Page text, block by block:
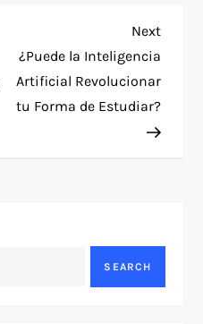
Next
Post
Next
¿Puede la Inteligencia
Artificial Revolucionar
tu Forma de Estudiar?
SEARCH